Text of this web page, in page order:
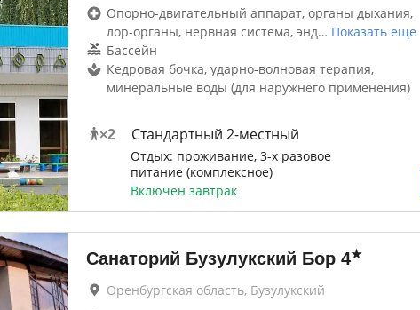
Опорно-двигательный аппарат, органы дыхания,
лор-органы, нервная система, энд… Показать еще
Бассейн
Кедровая бочка, ударно-волновая терапия,
минеральные воды (для наружнего применения)
×2 Стандартный 2-местный
Отдых: проживание, 3-х разовое
питание (комплексное)
Включен завтрак
Санаторий Бузулукский Бор 4★
Оренбургская область, Бузулукский